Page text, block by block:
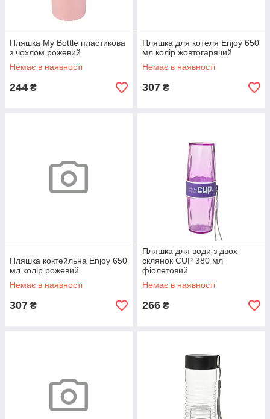
Пляшка My Bottle пластикова
з чохлом рожевий
Немає в наявності
244 ₴
Пляшка для котеля Enjoy 650
мл колір жовтогарячий
Немає в наявності
307 ₴
Пляшка коктейльна Enjoy 650
мл колір рожевий
Немає в наявності
307 ₴
Пляшка для води з двох
склянок CUP 380 мл
фіолетовий
Немає в наявності
266 ₴